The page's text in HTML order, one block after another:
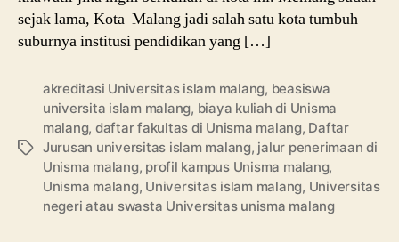
sejak lama, Kota Malang jadi salah satu kota tumbuh
suburnya institusi pendidikan yang […]
Tags
akreditasi Universitas islam malang, beasiswa
universita islam malang, biaya kuliah di Unisma
malang, daftar fakultas di Unisma malang, Daftar
Jurusan universitas islam malang, jalur penerimaan di
Unisma malang, profil kampus Unisma malang,
Unisma malang, Universitas islam malang, Universitas
negeri atau swasta Universitas unisma malang